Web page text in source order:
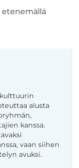
etenemällä
alusta
kanssa.
vaan siihen
avuksi.